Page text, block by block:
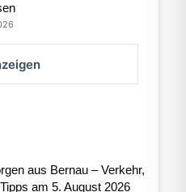
aus Bernau – Verkehr,
am 5. August 2026